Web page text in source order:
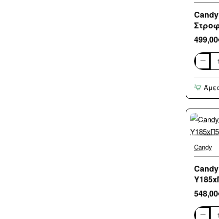
210B8-
S
Candy
Ρούχων
9kg
1400
BR
49SBL8-
Candy